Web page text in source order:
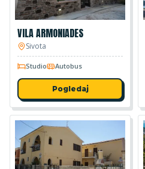
VILA ARMONIADES
Sivota
Studio Autobus
Pogledaj